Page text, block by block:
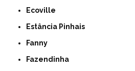
Ecoville
Estância Pinhais
Fanny
Fazendinha